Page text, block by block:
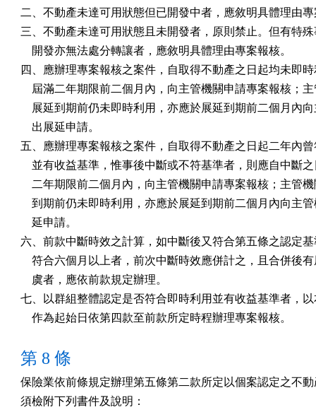
二、不動產未達可用狀態但已開發中者，應敘明具體理由
三、不動產未達可用狀態且未開發者，原則禁止。但有特
    開發亦無法處分轉讓者，應敘明具體理由專案報核。
四、應辦理專案報核之案件，自取得不動產之日起均未即
屆滿二年期限前二個月內，向主管機關申請專案報核；
展延到期前仍未即時利用，亦應於展延到期前二個月內
    出展延申請。
五、應辦理專案報核之案件，自取得不動產之日起二年內
並有收益基準，惟事後中斷或不符基準者，則應自中斷
二年期限前二個月內，向主管機關申請專案報核；主管
到期前仍未即時利用，亦應於展延到期前二個月內向主
    延申請。
六、前款中斷時效之計算，如中斷後又符合第五條之認定
符合六個月以上者，前次中斷時效應併計之，且合併後
    虞者，應依前款規定辦理。
七、以群組整體認定是否符合即時利用並有收益基準者，
    作為起始日依第四款至前款所定時程辦理專案報核。
第 8 條
保險業依前條規定辦理第五條第二款所定以個案認定之不
須檢附下列書件及說明：